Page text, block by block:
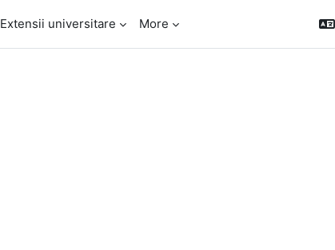
Extensii universitare More